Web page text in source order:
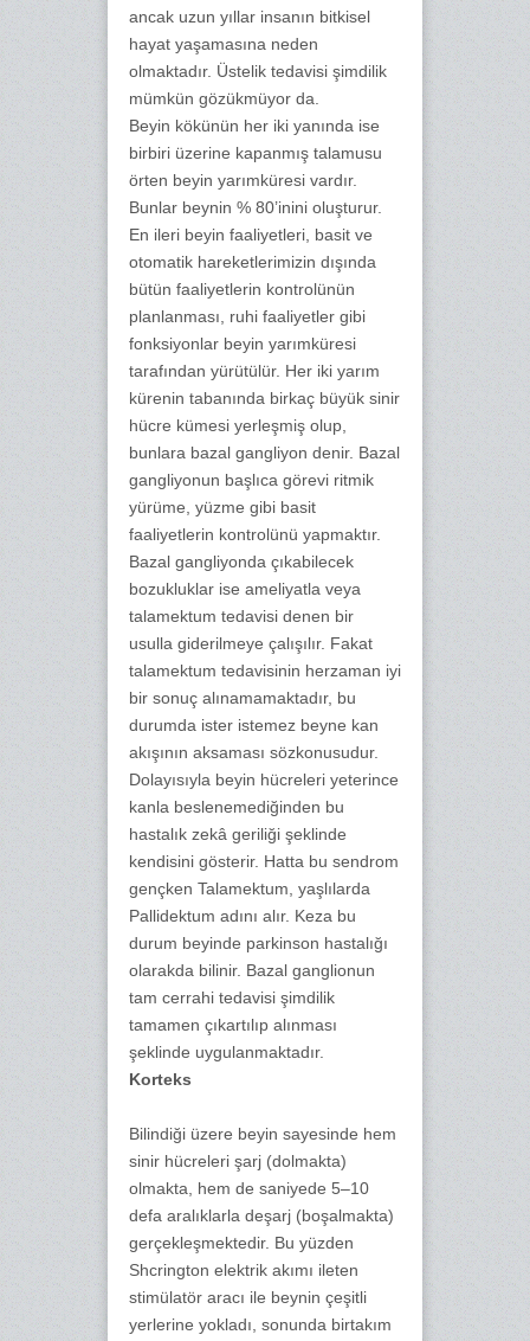
ancak uzun yıllar insanın bitkisel
hayat yaşamasına neden
olmaktadır. Üstelik tedavisi şimdilik
mümkün gözükmüyor da.
Beyin kökünün her iki yanında ise
birbiri üzerine kapanmış talamusu
örten beyin yarımküresi vardır.
Bunlar beynin % 80’inini oluşturur.
En ileri beyin faaliyetleri, basit ve
otomatik hareketlerimizin dışında
bütün faaliyetlerin kontrolünün
planlanması, ruhi faaliyetler gibi
fonksiyonlar beyin yarımküresi
tarafından yürütülür. Her iki yarım
kürenin tabanında birkaç büyük sinir
hücre kümesi yerleşmiş olup,
bunlara bazal gangliyon denir. Bazal
gangliyonun başlıca görevi ritmik
yürüme, yüzme gibi basit
faaliyetlerin kontrolünü yapmaktır.
Bazal gangliyonda çıkabilecek
bozukluklar ise ameliyatla veya
talamektum tedavisi denen bir
usulla giderilmeye çalışılır. Fakat
talamektum tedavisinin herzaman iyi
bir sonuç alınamamaktadır, bu
durumda ister istemez beyne kan
akışının aksaması sözkonusudur.
Dolayısıyla beyin hücreleri yeterince
kanla beslenemediğinden bu
hastalık zekâ geriliği şeklinde
kendisini gösterir. Hatta bu sendrom
gençken Talamektum, yaşlılarda
Pallidektum adını alır. Keza bu
durum beyinde parkinson hastalığı
olarakda bilinir. Bazal ganglionun
tam cerrahi tedavisi şimdilik
tamamen çıkartılıp alınması
şeklinde uygulanmaktadır.
Korteks
Bilindiği üzere beyin sayesinde hem
sinir hücreleri şarj (dolmakta)
olmakta, hem de saniyede 5–10
defa aralıklarla deşarj (boşalmakta)
gerçekleşmektedir. Bu yüzden
Shcrington elektrik akımı ileten
stimülatör aracı ile beynin çeşitli
yerlerine yokladı, sonunda birtakım